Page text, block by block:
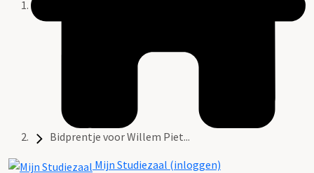
Bidprentje voor Willem Piet...
Mijn Studiezaal (inloggen)